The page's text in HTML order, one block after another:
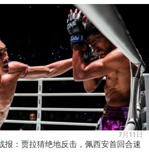
7月11日
报：贾拉猜绝地反击，佩西安首回合速